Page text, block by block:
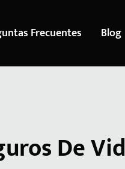
Frecuentes Blog
De